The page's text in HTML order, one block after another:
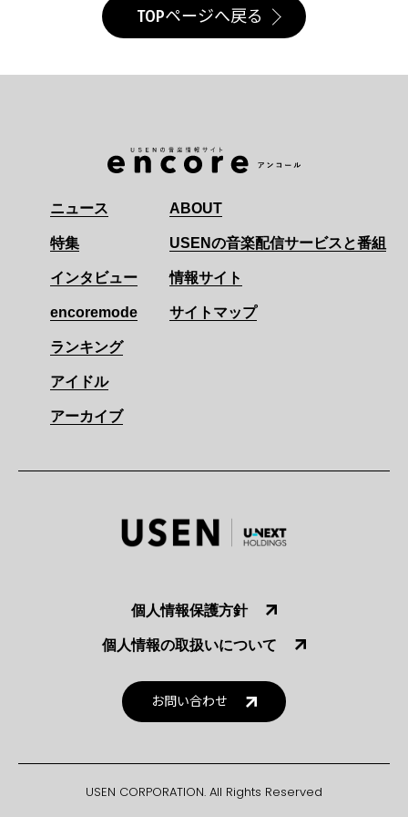
TOPページへ戻る
ニュース
特集
インタビュー
encoremode
ランキング
アイドル
アーカイブ
ABOUT
USENの音楽配信サービスと番組
情報サイト
サイトマップ
個人情報保護方針
個人情報の取扱いについて
お問い合わせ
USEN CORPORATION. All Rights Reserved